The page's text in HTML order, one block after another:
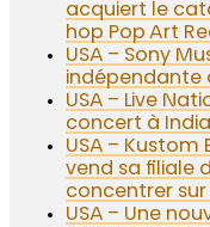
acquiert le
hop Pop Art
USA – Sony
indépendante
USA – Live
concert à
USA –
vend sa filiale
concentrer
USA – Une